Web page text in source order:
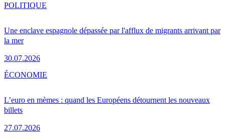
Une enclave espagnole dépassée par l'afflux de migrants arrivant par
la mer
30.07.2026
POLITIQUE
L’euro en mèmes : quand les Européens détournent les nouveaux
billets
27.07.2026
ÉCONOMIE